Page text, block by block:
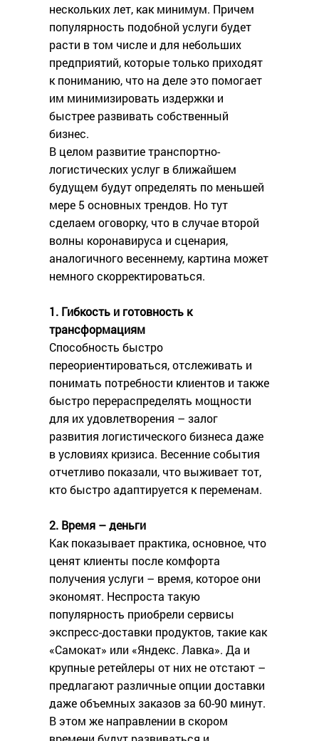
нескольких лет, как минимум. Причем
популярность подобной услуги будет
расти в том числе и для небольших
предприятий, которые только приходят
к пониманию, что на деле это помогает
им минимизировать издержки и
быстрее развивать собственный
бизнес.
В целом развитие транспортно-
логистических услуг в ближайшем
будущем будут определять по меньшей
мере 5 основных трендов. Но тут
сделаем оговорку, что в случае второй
волны коронавируса и сценария,
аналогичного весеннему, картина может
немного скорректироваться.
1. Гибкость и готовность к
трансформациям
Способность быстро
переориентироваться, отслеживать и
понимать потребности клиентов и также
быстро перераспределять мощности
для их удовлетворения – залог
развития логистического бизнеса даже
в условиях кризиса. Весенние события
отчетливо показали, что выживает тот,
кто быстро адаптируется к переменам.
2. Время – деньги
Как показывает практика, основное, что
ценят клиенты после комфорта
получения услуги – время, которое они
экономят. Неспроста такую
популярность приобрели сервисы
экспресс-доставки продуктов, такие как
«Самокат» или «Яндекс. Лавка». Да и
крупные ретейлеры от них не отстают –
предлагают различные опции доставки
даже объемных заказов за 60-90 минут.
В этом же направлении в скором